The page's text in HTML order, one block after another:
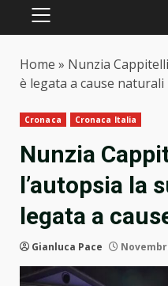
PRIMARY
Home » Nunzia
è legata a cause naturali
Cronaca Cronaca Italia
Nunzia
l’autopsia la
legata a
Gianluca Pace